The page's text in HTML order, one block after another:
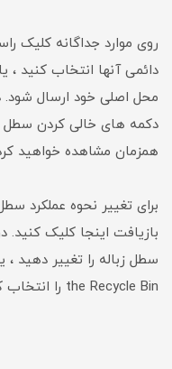
دکمه های خالی کردن سطل
همزمان مشاهده خواهید
برای تغییر نحوه عملکرد
بازیافت اینجا کلیک کنید.
the Recycle Bin را انتخاب کنید .